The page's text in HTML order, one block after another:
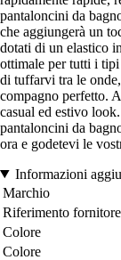
pantaloncini da
che aggiungerà un
dotati di un elastico
ottimale per tutti i
di tuffarvi tra le
compagno perfetto.
casual ed estivo
pantaloncini da
ora e godetevi le
Informazioni
Marchio
Riferimento fornitore
Colore
Colore